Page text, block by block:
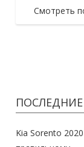
Смотреть
Kia Sorento